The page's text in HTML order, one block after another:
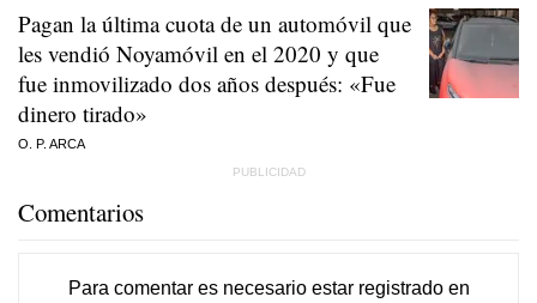
Pagan la última cuota de un automóvil que
les vendió Noyamóvil en el 2020 y que
fue inmovilizado dos años después: «Fue
dinero tirado»
O. P. ARCA
Comentarios
Para comentar es necesario estar registradoen